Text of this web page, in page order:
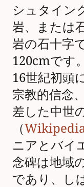
シュタイン
岩、または
岩の石十字
120cmです
16世紀初頭
宗教的信念
差した中世
（
ニアとバイ
念碑は地域
であり、し